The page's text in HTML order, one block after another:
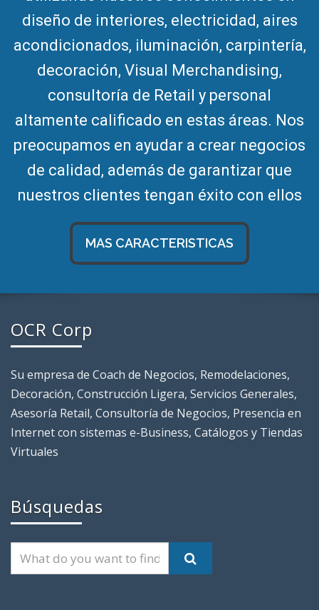
diseño de interiores, electricidad, aires
acondicionados, iluminación, carpintería,
decoración, Visual Merchandising,
consultoría de Retail y personal
altamente calificado en estas áreas. Nos
preocupamos en ayudar a crear negocios
de calidad, además de garantizar que
nuestros clientes tengan éxito con ellos
MAS CARACTERISTICAS
OCR Corp
Su empresa de Coach de Negocios, Remodelaciones,
Decoración, Construcción Ligera, Servicios Generales,
Asesoría Retail, Consultoría de Negocios, Presencia en
Internet con sistemas e-Business, Catálogos y Tiendas
Virtuales
Búsquedas